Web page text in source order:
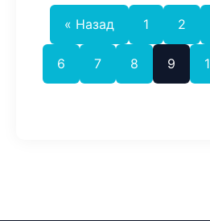
« Назад 1 2
6 7 8 9